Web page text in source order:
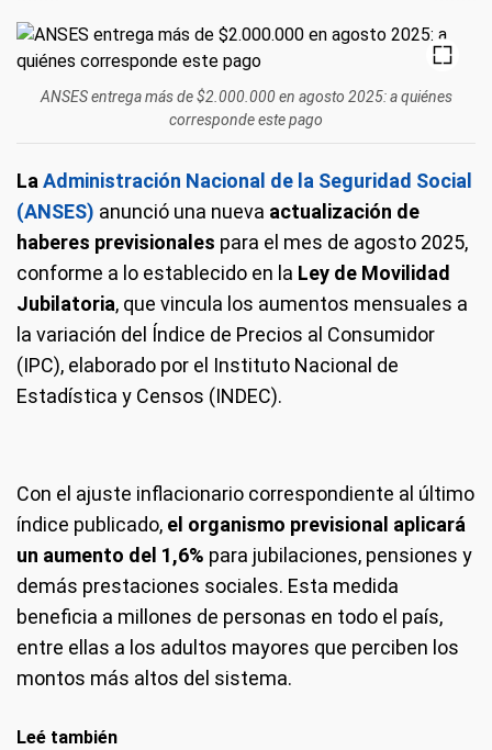
ANSES entrega más de $2.000.000 en agosto 2025: a quiénes
corresponde este pago
LaAdministración Nacional de la Seguridad Social
(ANSES) anunció una nueva actualización de
haberes previsionales para el mes de agosto 2025,
conforme a lo establecido en la Ley de Movilidad
Jubilatoria, que vincula los aumentos mensuales a
la variación del Índice de Precios al Consumidor
(IPC), elaborado por el Instituto Nacional de
Estadística y Censos (INDEC).
Con el ajuste inflacionario correspondiente al último
índice publicado, el organismo previsional aplicará
un aumento del 1,6% para jubilaciones, pensiones y
demás prestaciones sociales. Esta medida
beneficia a millones de personas en todo el país,
entre ellas a los adultos mayores que perciben los
montos más altos del sistema.
Leé también